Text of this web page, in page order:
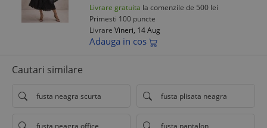
Livrare gratuita la comenzile de 500 lei
Primesti 100 puncte
Livrare Vineri, 14 Aug
Adauga in cos
Cautari similare
fusta neagra scurta fusta plisata neagra
fusta neagra office fusta pantalon